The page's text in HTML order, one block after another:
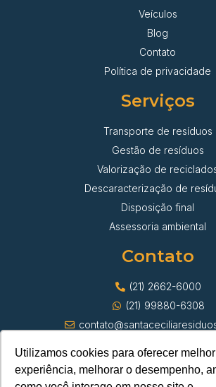
Utilizamos cookies para oferecer melhor
experiência, melhorar o desempenho,
Veículos
Blog
Contato
Política de privacidade
Serviços
Transporte de resíduos
Gestão de resíduos
Valorização de
Descaracterização de
Disposição final
Assessoria ambiental
Contato
(21) 2662-6000
(21) 99880-6308
© Santa Cecília Transporte de Resíduos |